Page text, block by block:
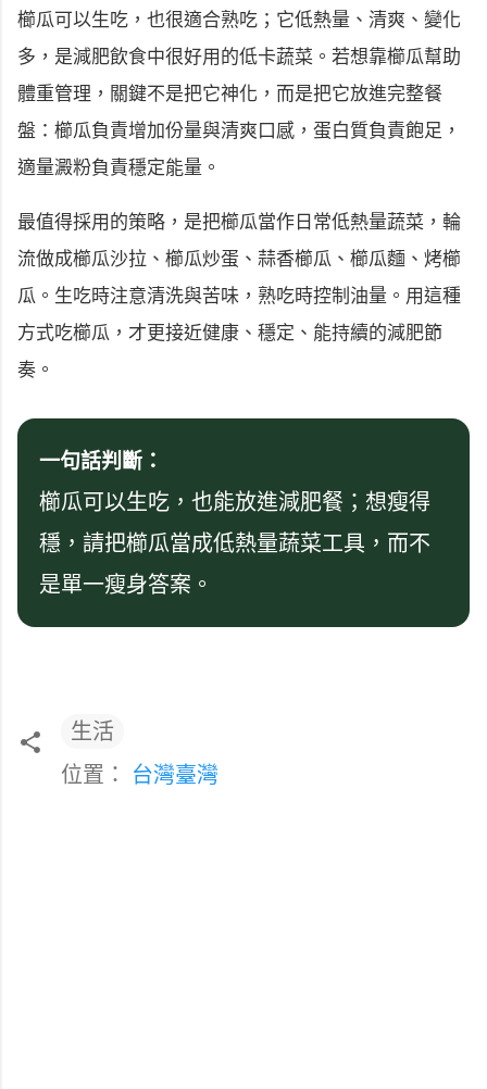
櫛瓜可以生吃，也很適合熟吃；它低熱量、清爽、變化
多，是減肥飲食中很好用的低卡蔬菜。若想靠櫛瓜幫助
體重管理，關鍵不是把它神化，而是把它放進完整餐
盤：櫛瓜負責增加份量與清爽口感，蛋白質負責飽足，
適量澱粉負責穩定能量。
最值得採用的策略，是把櫛瓜當作日常低熱量蔬菜，輪
流做成櫛瓜沙拉、櫛瓜炒蛋、蒜香櫛瓜、櫛瓜麵、烤櫛
瓜。生吃時注意清洗與苦味，熟吃時控制油量。用這種
方式吃櫛瓜，才更接近健康、穩定、能持續的減肥節
奏。
一句話判斷：
櫛瓜可以生吃，也能放進減肥餐；想瘦得
穩，請把櫛瓜當成低熱量蔬菜工具，而不
是單一瘦身答案。
生活
位置： 台灣臺灣